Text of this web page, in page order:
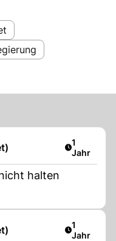
Artikel
1
Jahr
halten
Artikel
1
Jahr